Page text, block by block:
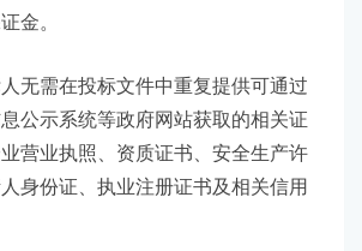
金。
人无需在投标文件中重复提供可通过
公示系统等政府网站获取的相关证
营业执照、资质证书、安全生产许
身份证、执业注册证书及相关信用